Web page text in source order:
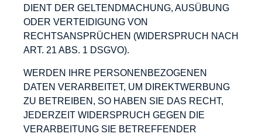
DIENT DER GELTENDMACHUNG, AUSÜBUNG
ODER VERTEIDIGUNG VON
RECHTSANSPRÜCHEN (WIDERSPRUCH NACH
ART. 21 ABS. 1 DSGVO).
WERDEN IHRE PERSONENBEZOGENEN
DATEN VERARBEITET, UM DIREKTWERBUNG
ZU BETREIBEN, SO HABEN SIE DAS RECHT,
JEDERZEIT WIDERSPRUCH GEGEN DIE
VERARBEITUNG SIE BETREFFENDER